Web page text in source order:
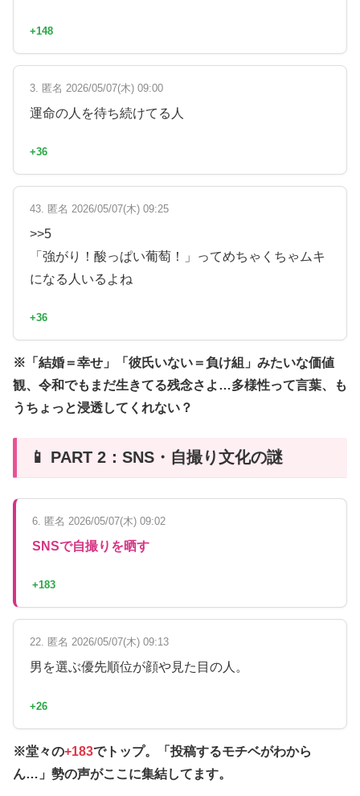
+148
3. 匿名 2026/05/07(木) 09:00
運命の人を待ち続けてる人
+36
43. 匿名 2026/05/07(木) 09:25
>>5
「強がり！酸っぱい葡萄！」ってめちゃくちゃムキ
になる人いるよね
+36
※「結婚＝幸せ」「彼氏いない＝負け組」みたいな価値
観、令和でもまだ生きてる残念さよ…多様性って言葉、も
うちょっと浸透してくれない？
📱 PART 2：SNS・自撮り文化の謎
6. 匿名 2026/05/07(木) 09:02
SNSで自撮りを晒す
+183
22. 匿名 2026/05/07(木) 09:13
男を選ぶ優先順位が顔や見た目の人。
+26
※堂々の+183でトップ。「投稿するモチベがわから
ん…」勢の声がここに集結してます。